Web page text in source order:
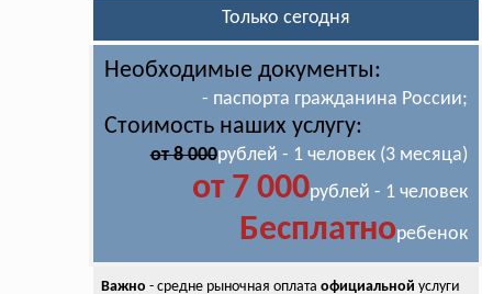
Только сегодня
Необходимые документы:
- паспорта гражданина России;
Стоимость наших услугу:
от 8 000рублей - 1 человек (3 месяца)
от 7 000рублей - 1 человек
Бесплатноребенок
Важно - средне рыночная оплата официальной услуги